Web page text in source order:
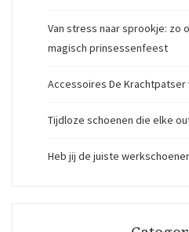
Van stress naar sprookje: zo
magisch prinsessenfeest
Accessoires De
Tijdloze schoenen die elke
Heb jij de juiste